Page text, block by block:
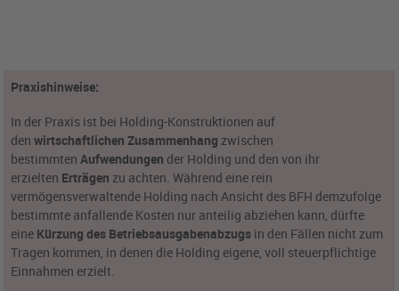
Praxishinweise:
In der Praxis ist bei Holding-Konstruktionen auf
denwirtschaftlichen Zusammenhang zwischen
bestimmtenAufwendungen der Holding und den von ihr
erzielten Erträgen zu achten. Während eine rein
vermögensverwaltende Holding nach Ansicht des BFH demzufolge
bestimmte anfallende Kosten nur anteilig abziehen kann, dürfte
eine Kürzung des Betriebsausgabenabzugs in den Fällen nicht zum
Tragen kommen, in denen die Holding eigene, voll steuerpflichtige
Einnahmen erzielt.